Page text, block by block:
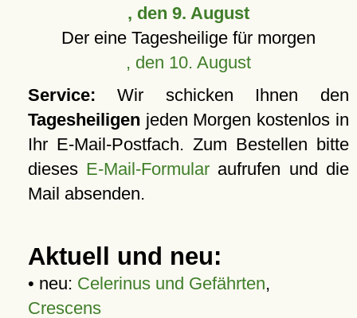
, den 9. August
Der eine Tagesheilige für morgen
, den 10. August
Service: Wir schicken Ihnen den
Tagesheiligen jeden Morgen kostenlos in
Ihr E-Mail-Postfach. Zum Bestellen bitte
dieses E-Mail-Formular aufrufen und die
Mail absenden.
Aktuell und neu:
• neu: Celerinus und Gefährten,
Crescens